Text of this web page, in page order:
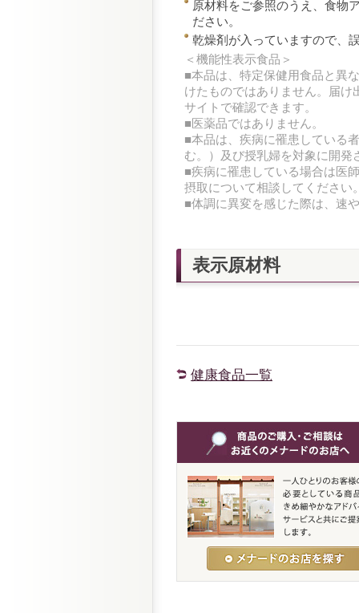
原材料をご参照のうえ、食物
ださい。
乾燥剤が入っていますので、
＜機能性表示食品＞
■本品は、特定保健用食品と異
けたものではありません。届
サイトで確認できます。
■医薬品ではありません。
■本品は、疾病に罹患している
む。）及び授乳婦を対象に開発
■疾病に罹患している場合は医
摂取について相談してください
■体調に異変を感じた際は、速
表示原材料
健康食品一覧